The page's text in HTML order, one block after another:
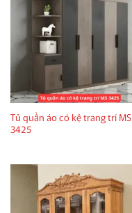
Tủ quần áo có kệ trang trí MS
3425